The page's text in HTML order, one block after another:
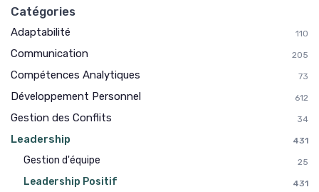
Catégories
Adaptabilité 110
Communication 205
Compétences Analytiques 73
Développement Personnel 612
Gestion des Conflits 34
Leadership 431
Gestion d'équipe 25
Leadership Positif
431